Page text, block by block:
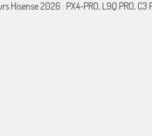
Hisense 2026 : PX4-PRO, L9Q PRO, C3